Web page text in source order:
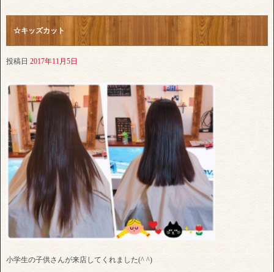
☆キッズカット
投稿日 2017年11月5日
小学生の子供さんが来店してくれました(^ ^)